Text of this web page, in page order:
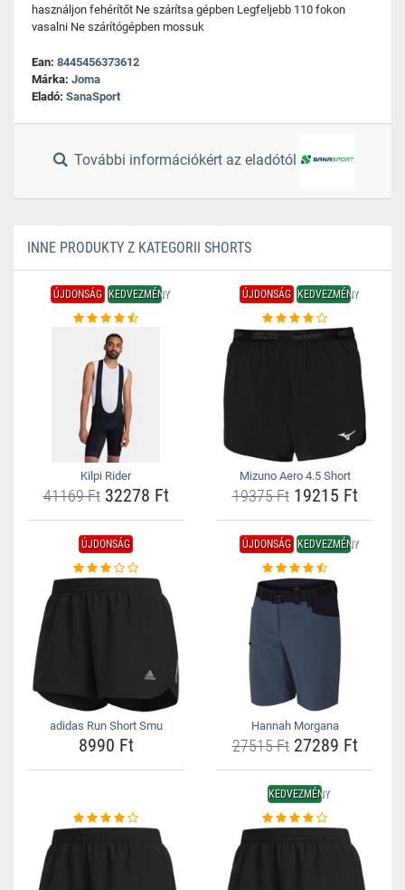
használjon fehérítőt Ne szárítsa gépben Legfeljebb 110 fokon
vasalni Ne szárítógépben mossuk
Ean: 8445456373612
Márka: Joma
Eladó: SanaSport
További információkért az eladótól
INNE PRODUKTY Z KATEGORII SHORTS
ÚJDONSÁG KEDVEZMÉNY
Kilpi Rider
41169 Ft32278 Ft
ÚJDONSÁG KEDVEZMÉNY
Mizuno Aero 4.5 Short
19375 Ft19215 Ft
ÚJDONSÁG
adidas Run Short Smu
8990 Ft
ÚJDONSÁG KEDVEZMÉNY
Hannah Morgana
27515 Ft27289 Ft
KEDVEZMÉNY